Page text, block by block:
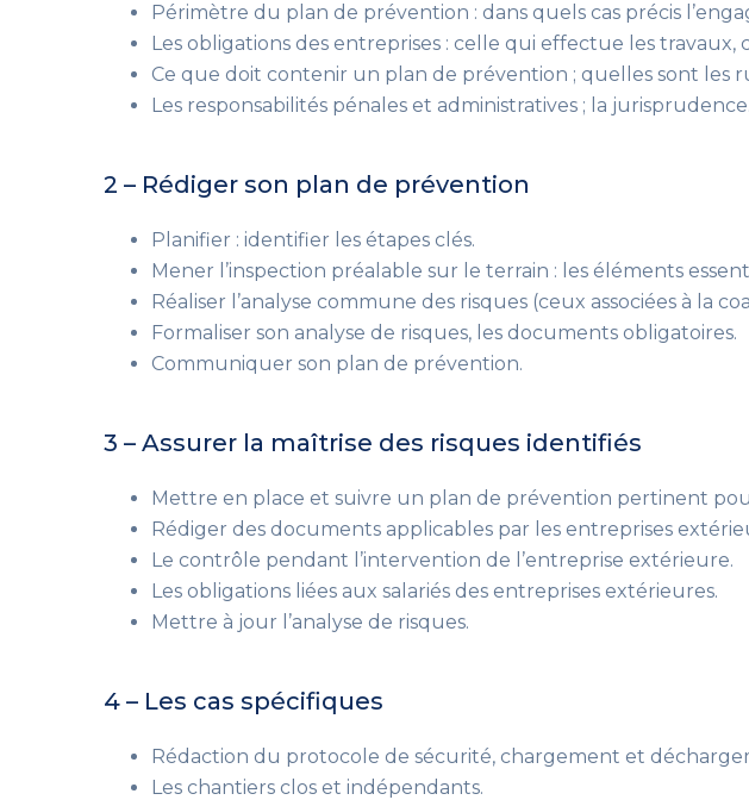
Périmètre du plan de prévention : dans quels cas précis
Les obligations des entreprises : celle qui effectue les travaux,
Ce que doit contenir un plan de prévention ; quelles sont les
Les responsabilités pénales et administratives ; la jurisprudence.
2 – Rédiger son plan de prévention
Planifier : identifier les étapes clés.
Mener l’inspection préalable sur le terrain : les éléments
Réaliser l’analyse commune des risques (ceux associées à la
Formaliser son analyse de risques, les documents obligatoires.
Communiquer son plan de prévention.
3 – Assurer la maîtrise des risques identifiés
Mettre en place et suivre un plan de prévention pertinent
Rédiger des documents applicables par les entreprises
Le contrôle pendant l’intervention de l’entreprise extérieure.
Les obligations liées aux salariés des entreprises extérieures.
Mettre à jour l’analyse de risques.
4 – Les cas spécifiques
Rédaction du protocole de sécurité, chargement et
Les chantiers clos et indépendants.